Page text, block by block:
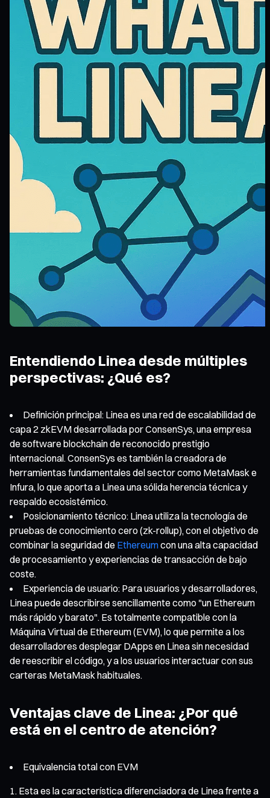
Entendiendo Linea desde múltiples
perspectivas: ¿Qué es?
Definición principal: Linea es una red de escalabilidad de
capa 2 zkEVM desarrollada por ConsenSys, una empresa
de software blockchain de reconocido prestigio
internacional. ConsenSys es también la creadora de
herramientas fundamentales del sector como MetaMask e
Infura, lo que aporta a Linea una sólida herencia técnica y
respaldo ecosistémico.
Posicionamiento técnico: Linea utiliza la tecnología de
pruebas de conocimiento cero (zk-rollup), con el objetivo de
combinar la seguridad de Ethereumcon una alta capacidad
de procesamiento y experiencias de transacción de bajo
coste.
Experiencia de usuario: Para usuarios y desarrolladores,
Linea puede describirse sencillamente como "un Ethereum
más rápido y barato". Es totalmente compatible con la
Máquina Virtual de Ethereum (EVM), lo que permite a los
desarrolladores desplegar DApps en Linea sin necesidad
de reescribir el código, y a los usuarios interactuar con sus
carteras MetaMask habituales.
Ventajas clave de Linea: ¿Por qué
está en el centro de atención?
Equivalencia total con EVM
Esta es la característica diferenciadora de Linea frente a